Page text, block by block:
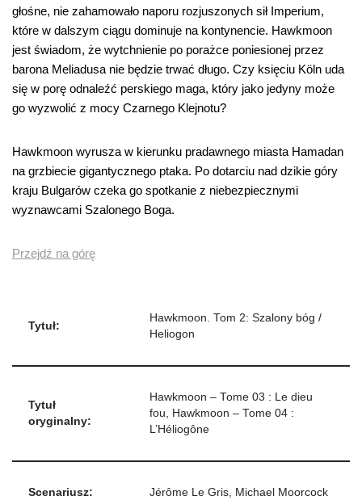
głośne, nie zahamowało naporu rozjuszonych sił Imperium,
które w dalszym ciągu dominuje na kontynencie. Hawkmoon
jest świadom, że wytchnienie po porażce poniesionej przez
barona Meliadusa nie będzie trwać długo. Czy księciu Köln uda
się w porę odnaleźć perskiego maga, który jako jedyny może
go wyzwolić z mocy Czarnego Klejnotu?
Hawkmoon wyrusza w kierunku pradawnego miasta Hamadan
na grzbiecie gigantycznego ptaka. Po dotarciu nad dzikie góry
kraju Bulgarów czeka go spotkanie z niebezpiecznymi
wyznawcami Szalonego Boga.
Przejdź na górę
Tytuł:
Hawkmoon. Tom 2: Szalony bóg /
Heliogon
Tytuł
oryginalny:
Hawkmoon – Tome 03 : Le dieu
fou, Hawkmoon – Tome 04 :
L’Héliogône
Scenariusz: Jérôme Le Gris, Michael Moorcock